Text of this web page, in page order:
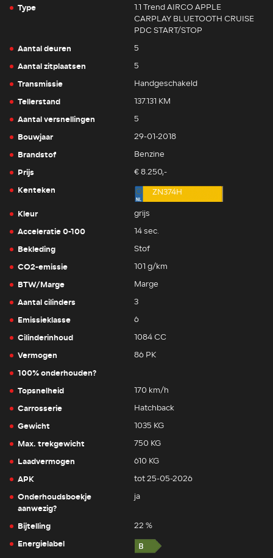
Type
1.1 Trend AIRCO APPLE
CARPLAY BLUETOOTH CRUISE
PDC START/STOP
Aantal deuren 5
Aantal zitplaatsen 5
Transmissie Handgeschakeld
Tellerstand 137.131 KM
Aantal versnellingen 5
Bouwjaar 29-01-2018
Brandstof Benzine
Prijs € 8.250,-
Kenteken ZN374H
Kleur grijs
Acceleratie 0-100 14 sec.
Bekleding Stof
CO2-emissie 101 g/km
BTW/Marge Marge
Aantal cilinders 3
Emissieklasse 6
Cilinderinhoud 1084 CC
Vermogen 86 PK
100% onderhouden?
Topsnelheid
170 km/h
Carrosserie Hatchback
Gewicht 1035 KG
Max. trekgewicht 750 KG
Laadvermogen 610 KG
APK tot 25-05-2026
Onderhoudsboekje
aanwezig?
ja
Bijtelling 22 %
Energielabel